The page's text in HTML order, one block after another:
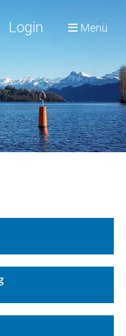
Login Menü